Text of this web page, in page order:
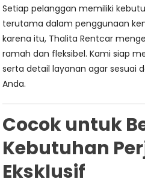
Setiap pelanggan memiliki
terutama dalam penggunaan
karena itu, Thalita Rentcar
ramah dan fleksibel. Kami siap
serta detail layanan agar sesuai
Anda.
Cocok untuk
Kebutuhan
Eksklusif